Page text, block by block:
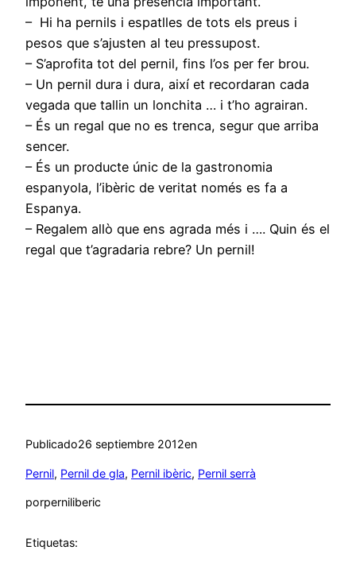
– Hi ha pernils i espatlles de tots els preus i
pesos que s’ajusten al teu pressupost.
– S’aprofita tot del pernil, fins l’os per fer brou.
– Un pernil dura i dura, així et recordaran cada
vegada que tallin un lonchita … i t’ho agrairan.
– És un regal que no es trenca, segur que arriba
sencer.
– És un producte únic de la gastronomia
espanyola, l’ibèric de veritat només es fa a
Espanya.
– Regalem allò que ens agrada més i …. Quin és el
regal que t’agradaria rebre? Un pernil!
Publicado26 septiembre 2012en
Pernil, Pernil de gla, Pernil ibèric, Pernil serrà
porperniliberic
Etiquetas: